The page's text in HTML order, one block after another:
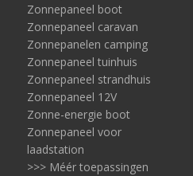
Zonnepaneel boot
Zonnepaneel caravan
Zonnepanelen camping
Zonnepaneel tuinhuis
Zonnepaneel strandhuis
Zonnepaneel 12V
Zonne-energie boot
Zonnepaneel voor
laadstation
>>> Méér toepassingen